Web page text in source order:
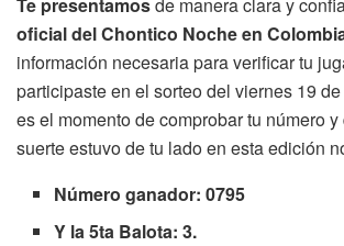
Te presentamosde manera clara y
oficial del Chontico Noche en
información necesaria para verificar tu
participaste en el sorteo del viernes 19
es el momento de comprobar tu número
suerte estuvo de tu lado en esta edición
Número ganador: 0795
Y la 5ta Balota: 3.